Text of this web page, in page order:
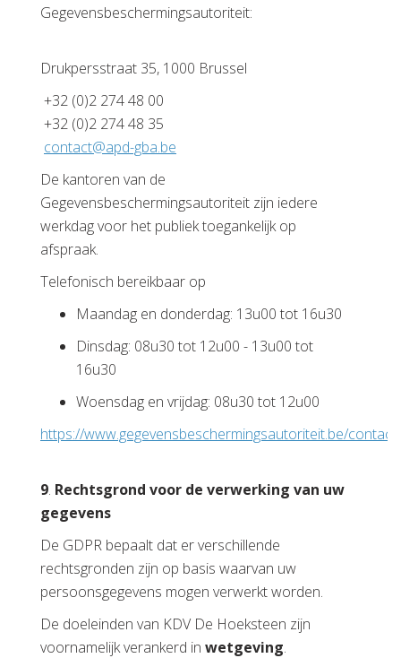
Gegevensbeschermingsautoriteit:
Drukpersstraat 35, 1000 Brussel
+32 (0)2 274 48 00
+32 (0)2 274 48 35
eb.abg-dpa@tcatnoc
De kantoren van de
Gegevensbeschermingsautoriteit zijn iedere
werkdag voor het publiek toegankelijk op
afspraak.
Telefonisch bereikbaar op
Maandag en donderdag: 13u00 tot 16u30
Dinsdag: 08u30 tot 12u00 - 13u00 tot
16u30
Woensdag en vrijdag: 08u30 tot 12u00
https://www.gegevensbeschermingsautoriteit.be/contact
9. Rechtsgrond voor de verwerking van uw
gegevens
De GDPR bepaalt dat er verschillende
rechtsgronden zijn op basis waarvan uw
persoonsgegevens mogen verwerkt worden.
De doeleinden van KDV De Hoeksteen zijn
voornamelijk verankerd in wetgeving.